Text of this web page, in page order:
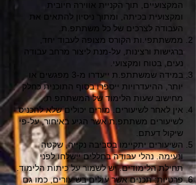
המקצועיים, תוך הקניית אווירה חיובית
ומקצועית בכיתה, ומתוך ניסיון להתאים את
העבודה לצרכים של כל משתתפ.ת.
ממשתתפי.ות הקורס מצופה לעבוד יחד,
ברגישות ורצינות, על-מנת ליצור מרחב עבודה
נעים, בטוח ומקצועי.
במידה שמשתתפ.ת ייעדרו מ-3 מפגשים או
יותר, ההיעדרויות ייספרו בסוף התוכנית כחלק
מחישוב שעות הלימוד של המשתתפ.ת.
אין לאחר לשיעורים. מורים יכולים שלא להכניס
לשיעורים משתתפ.ת אשר הגיע באיחור, על-פי
שיקול דעתם.
השיעורים יתקיימו בסביבה נקייה, שקטה
ונעימה. נהלי עבודה בחללים יישלחו לפני
תחילת הלימודים. יש לשמור על כיתות הלימוד.
פרטיות: תכנים אשר עולים בשיעורים, כמו גם